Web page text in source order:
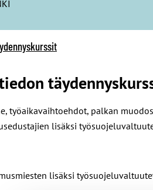
työaikavaihtoehdot, palkan
lisäksi
lisäksi